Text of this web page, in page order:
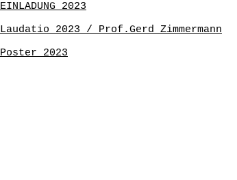
EINLADUNG 2023
Laudatio 2023 / Prof.Gerd Zimmermann
Poster 2023